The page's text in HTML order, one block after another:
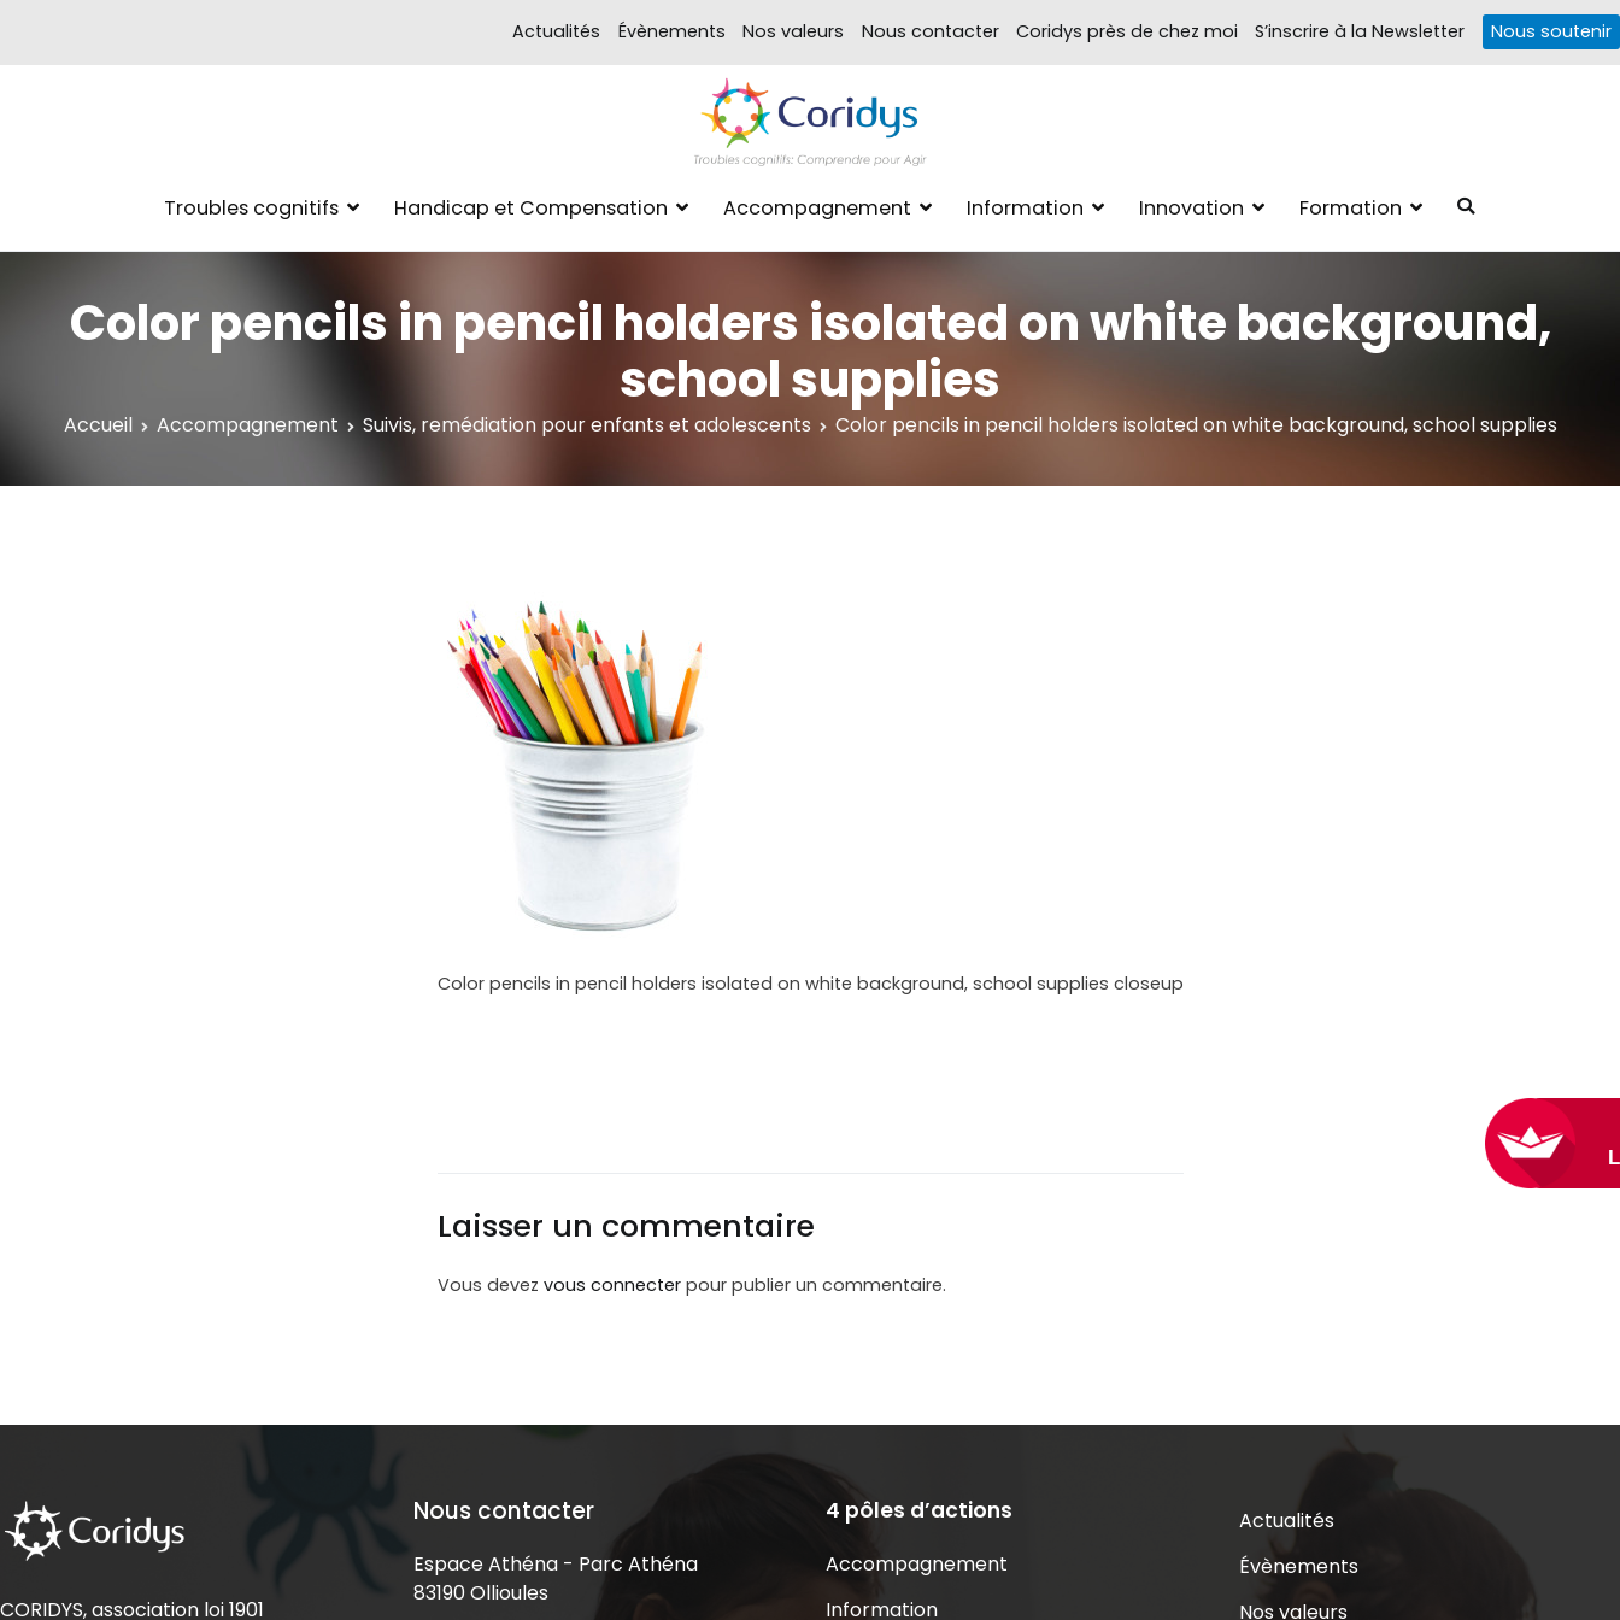
Actualités Évènements Nos valeurs Nous contacter Coridys près de chez moi S’inscrire à la Newsletter Nous soutenir
xpertise Formations autour des troubles cognitifs dys ou acquis
Troubles cognitifs Handicap et Compensation Accompagnement Information Innovation Formation
Color pencils in pencil holders isolated on white background,
school supplies
Accueil Accompagnement Suivis, remédiation pour enfants et adolescents Color pencils in pencil holders isolated on white background, school supplies
Color pencils in pencil holders isolated on white background, school supplies closeup
Laisser un commentaire
Vous devez vous connecterpour publier un commentaire.
CORIDYS, association loi 1901
Nous contacter
Espace Athéna - Parc Athéna
83190 Ollioules
4 pôles d’actions
Accompagnement
Information
Actualités
Évènements
Nos valeurs